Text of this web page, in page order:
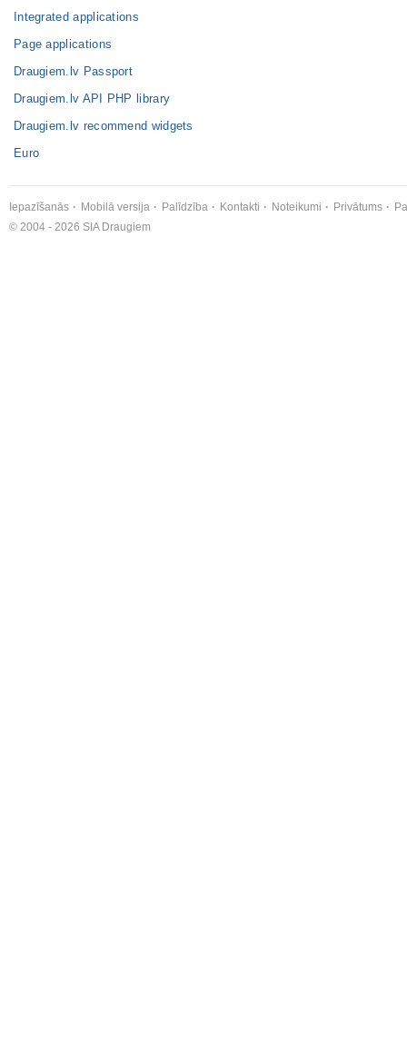
Integrated applications
Page applications
Draugiem.lv Passport
Draugiem.lv API PHP library
Draugiem.lv recommend widgets
Euro
Iepazīšanās Mobilā versija Palīdzība Kontakti Noteikumi Privātums
© 2004 - 2026 SIA Draugiem